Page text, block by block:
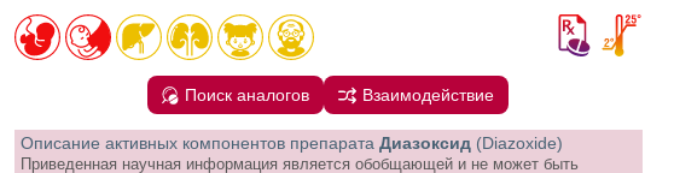
Поиск аналогов Взаимодействие
Описание активных компонентов препарата Диазоксид (Diazoxide)
Приведенная научная информация является обобщающей и не может быть